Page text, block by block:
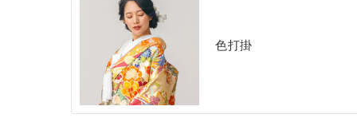
色打掛